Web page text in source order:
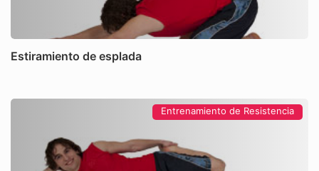
Estiramiento de esplada
Entrenamiento de Resistencia